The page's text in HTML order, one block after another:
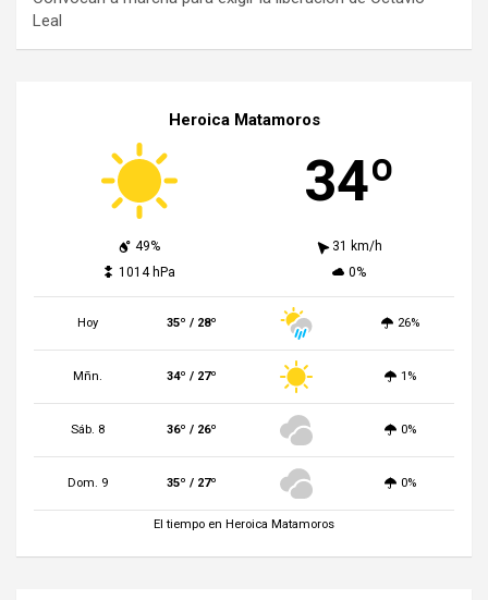
Leal
Heroica Matamoros
34º
49%
31 km/h
1014 hPa
0%
Hoy 35º / 28º 26%
Mñn. 34º / 27º 1%
Sáb. 8 36º / 26º 0%
Dom. 9 35º / 27º 0%
El tiempo en Heroica Matamoros